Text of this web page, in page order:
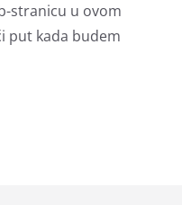
stranicu u ovom
put kada budem